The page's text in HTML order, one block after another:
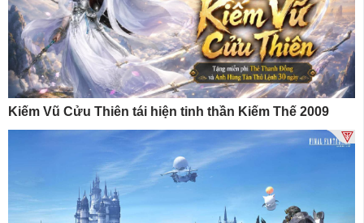
Kiếm Vũ Cửu Thiên tái hiện tinh thần Kiếm Thế 2009